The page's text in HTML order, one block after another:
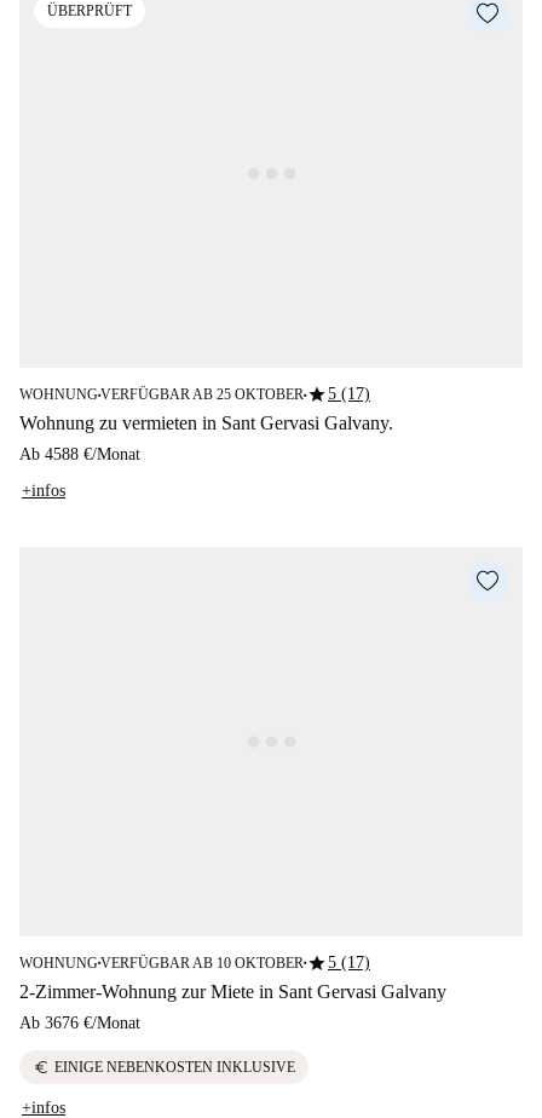
ÜBERPRÜFT
WOHNUNG■VERFÜGBAR AB 25 OKTOBER■star5 (17)
Wohnung zu vermieten in Sant Gervasi Galvany.
Ab 4588 €/Monat
+infos
WOHNUNG■VERFÜGBAR AB 10 OKTOBER■star5 (17)
2-Zimmer-Wohnung zur Miete in Sant Gervasi Galvany
Ab 3676 €/Monat
euro EINIGE NEBENKOSTEN INKLUSIVE
+infos